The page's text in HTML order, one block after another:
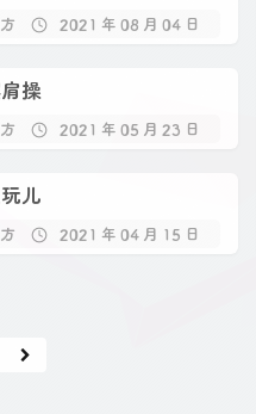
2021 年 08 月 04 日
操
2021 年 05 月 23 日
儿
2021 年 04 月 15 日